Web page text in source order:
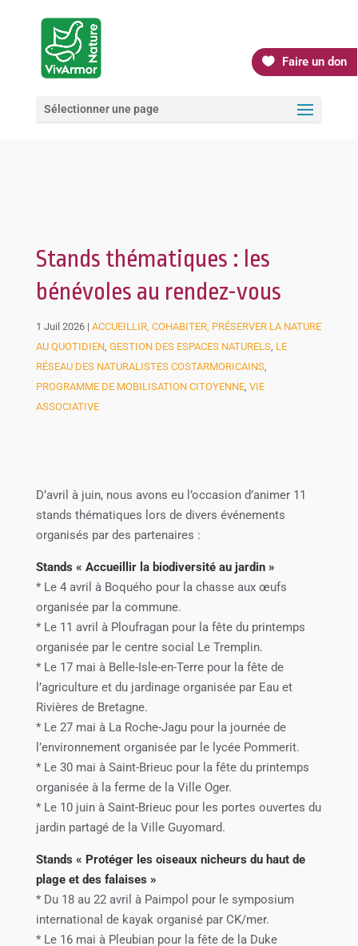
Faire un don
Sélectionner une page
Stands thématiques : les
bénévoles au rendez-vous
1 Juil 2026| ACCUEILLIR, COHABITER, PRÉSERVER LA NATURE
AU QUOTIDIEN, GESTION DES ESPACES NATURELS, LE
RÉSEAU DES NATURALISTES COSTARMORICAINS,
PROGRAMME DE MOBILISATION CITOYENNE, VIE
ASSOCIATIVE
D’avril à juin, nous avons eu l’occasion d’animer 11
stands thématiques lors de divers événements
organisés par des partenaires :
Stands « Accueillir la biodiversité au jardin »
* Le 4 avril à Boquého pour la chasse aux œufs
organisée par la commune.
* Le 11 avril à Ploufragan pour la fête du printemps
organisée par le centre social Le Tremplin.
* Le 17 mai à Belle-Isle-en-Terre pour la fête de
l’agriculture et du jardinage organisée par Eau et
Rivières de Bretagne.
* Le 27 mai à La Roche-Jagu pour la journée de
l’environnement organisée par le lycée Pommerit.
* Le 30 mai à Saint-Brieuc pour la fête du printemps
organisée à la ferme de la Ville Oger.
* Le 10 juin à Saint-Brieuc pour les portes ouvertes du
jardin partagé de la Ville Guyomard.
Stands « Protéger les oiseaux nicheurs du haut de
plage et des falaises »
* Du 18 au 22 avril à Paimpol pour le symposium
international de kayak organisé par CK/mer.
* Le 16 mai à Pleubian pour la fête de la Duke